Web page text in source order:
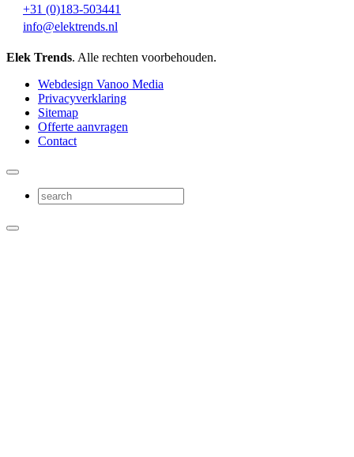
+31 (0)183-503441
info@elektrends.nl
Elek Trends. Alle rechten voorbehouden.
Webdesign Vanoo Media
Privacyverklaring
Sitemap
Offerte aanvragen
Contact